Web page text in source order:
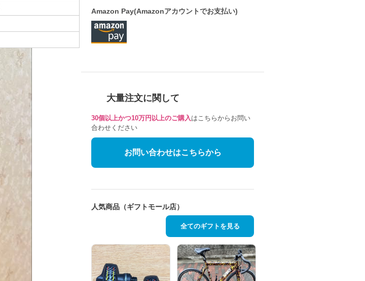
Amazon Pay(Amazonアカウントでお支払い)
大量注文に関して
30個以上かつ10万円以上のご購入 はこちらからお問い
合わせください
お問い合わせはこちらから
人気商品（ギフトモール店）
全てのギフトを見る